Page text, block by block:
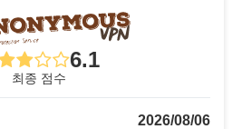
6.1
최종 점수
2026/08/06